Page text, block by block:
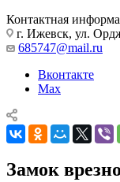
Контактная
г. Ижевск, ул.
685747@mail.ru
Вконтакте
Max
Замок